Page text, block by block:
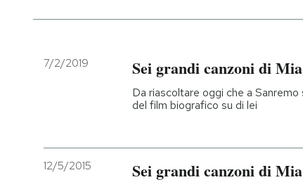
Italia
Politica
Economia
Moda
Ok Boomer!
7/2/2019 Sei grandi canzoni di
Da riascoltare oggi che a
del film biografico su di lei
12/5/2015 Sei grandi canzoni di